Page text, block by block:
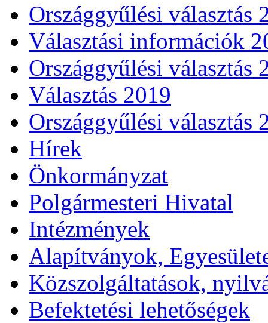
Országgyűlési választás
Választási információk
Országgyűlési választás
Választás 2019
Országgyűlési választás
Hírek
Önkormányzat
Polgármesteri Hivatal
Intézmények
Alapítványok,
Közszolgáltatások,
Befektetési lehetőségek